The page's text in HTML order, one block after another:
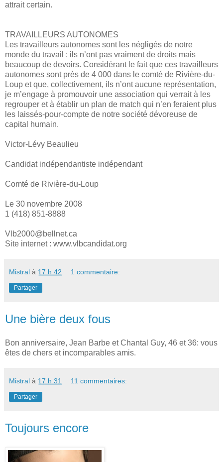
attrait certain.
TRAVAILLEURS AUTONOMES
Les travailleurs autonomes sont les négligés de notre
monde du travail : ils n’ont pas vraiment de droits mais
beaucoup de devoirs. Considérant le fait que ces travailleurs
autonomes sont près de 4 000 dans le comté de Rivière-du-
Loup et que, collectivement, ils n’ont aucune représentation,
je m’engage à promouvoir une association qui verrait à les
regrouper et à établir un plan de match qui n’en feraient plus
les laissés-pour-compte de notre société dévoreuse de
capital humain.
Victor-Lévy Beaulieu
Candidat indépendantiste indépendant
Comté de Rivière-du-Loup
Le 30 novembre 2008
1 (418) 851-8888
Vlb2000@bellnet.ca
Site internet : www.vlbcandidat.org
Mistral à 17 h 42 1 commentaire:
Partager
Une bière deux fous
Bon anniversaire, Jean Barbe et Chantal Guy, 46 et 36: vous
êtes de chers et incomparables amis.
Mistral à 17 h 31 11 commentaires:
Partager
Toujours encore